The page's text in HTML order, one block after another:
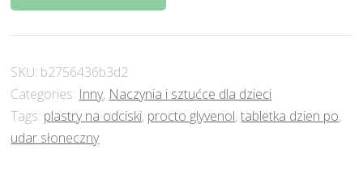
SKU: b2756436b3d2
Categories: Inny, Naczynia i sztućce dla dzieci
Tags: plastry na odciski, procto glyvenol,tabletka dzien po,
udar słoneczny